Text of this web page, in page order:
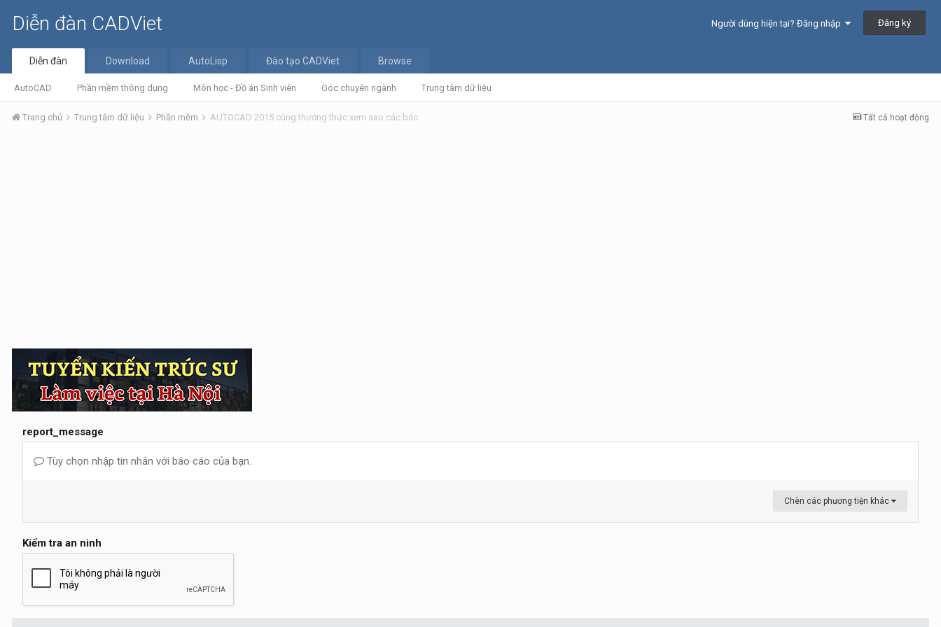
Diễn đàn CADViet Người dùng hiện tại? Đăng nhập Đăng ký
Diễn đàn
AutoCAD Phần mềm thông dụng Môn học - Đồ án Sinh viên Góc chuyên ngành Trung tâm dữ liệu
Download AutoLisp Đào tạo CADViet Browse
Tất cả hoạt động
Trang chủ Trung tâm dữ liệu Phần mềm AUTOCAD 2015 cùng thưởng thức xem sao các bác
report_message
Tùy chọn nhập tin nhắn với báo cáo của bạn.
Chèn các phương tiện khác
Kiểm tra an ninh